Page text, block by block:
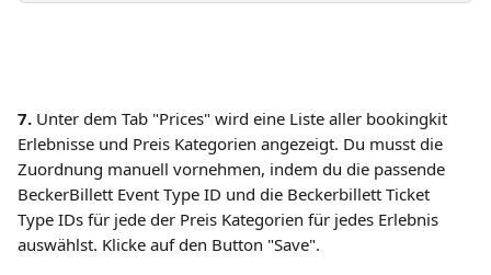
7. Unter dem Tab "Prices" wird eine Liste aller bookingkit
Erlebnisse und Preis Kategorien angezeigt. Du musst die
Zuordnung manuell vornehmen, indem du die passende
BeckerBillett Event Type ID und die Beckerbillett Ticket
Type IDs für jede der Preis Kategorien für jedes Erlebnis
auswählst. Klicke auf den Button "Save".